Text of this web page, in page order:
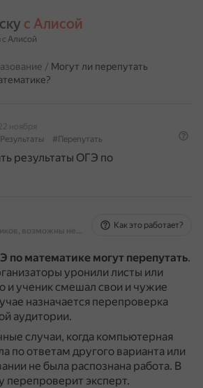
с Алисой
Алисой
/ Могут ли перепутать
ноября
#Перепутать
результаты ОГЭ по
На основе источников, возможны неточности
Как это работает?
по математике могут перепутать.
уронили листы или
и ученик смешал свои и чужие
назначается перепроверка
аудитории.
случаи, когда компьютерная
по ответам другого варианта или
не была распознана работа. В
перепроверит эксперт.